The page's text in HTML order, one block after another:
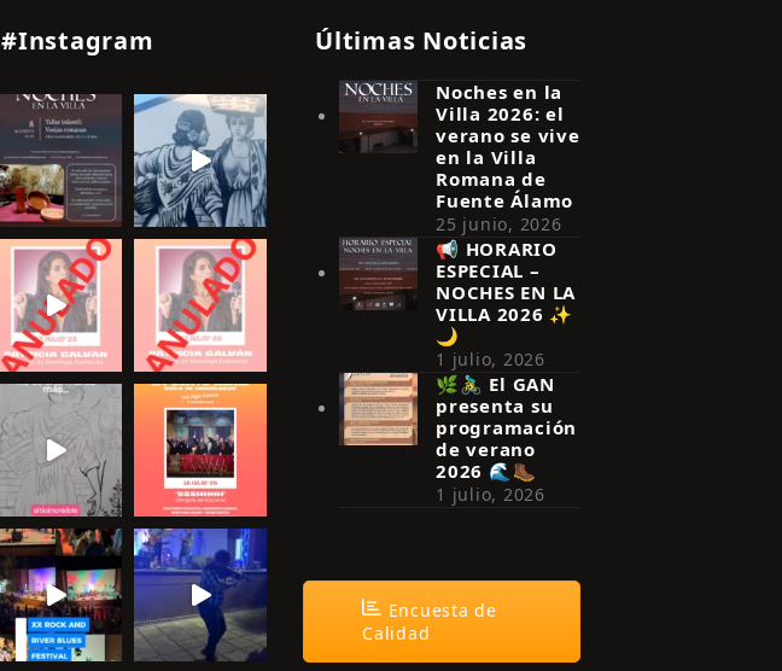
#Instagram Últimas Noticias
Noches en la
Villa 2026: el
verano se vive
en la Villa
Romana de
Fuente Álamo
25 junio, 2026
📢 HORARIO
ESPECIAL –
NOCHES EN LA
VILLA 2026 ✨
🌙
1 julio, 2026
🌿🚴‍♂️ El GAN
presenta su
programación
de verano
2026 🌊🥾
1 julio, 2026
Encuesta de
Calidad